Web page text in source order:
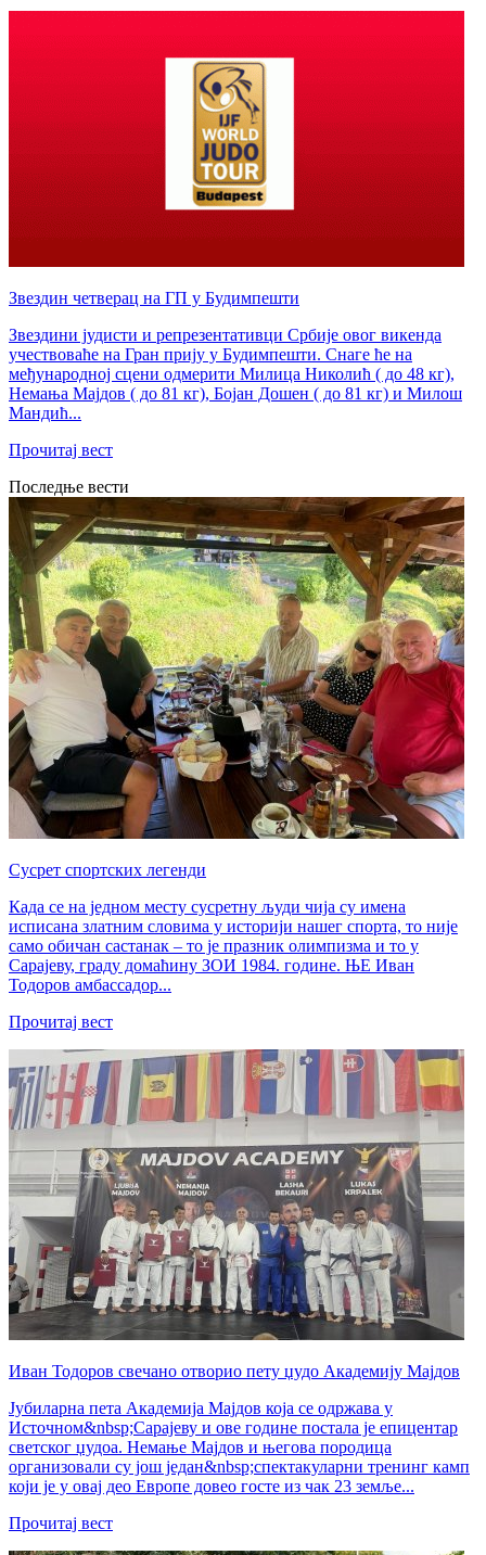
Звездин четверац на ГП у Будимпешти
Звездини јудисти и репрезентативци Србије овог викенда
учествоваће на Гран прију у Будимпешти. Снаге ће на
међународној сцени одмерити Милица Николић ( до 48 кг),
Немања Мајдов ( до 81 кг), Бојан Дошен ( до 81 кг) и Милош
Мандић...
Прочитај вест
Последње вести
Сусрет спортских легенди
Када се на једном месту сусретну људи чија су имена
исписана златним словима у историји нашег спорта, то није
само обичан састанак – то је празник олимпизма и то у
Сарајеву, граду домаћину ЗОИ 1984. године. ЊЕ Иван
Тодоров амбассадор...
Прочитај вест
Иван Тодоров свечано отворио пету џудо Академију Мајдов
Јубиларна пета Академија Мајдов која се одржава у
Источном&nbsp;Сарајеву и ове године постала је епицентар
светског џудоа. Немање Мајдов и његова породица
организовали су још један&nbsp;спектакуларни тренинг камп
који је у овај део Европе довео госте из чак 23 земље...
Прочитај вест